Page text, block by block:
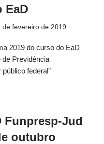
EaD
de fevereiro de 2019
2019 do curso do EaD
de Previdência
federal”
Funpresp-Jud
outubro